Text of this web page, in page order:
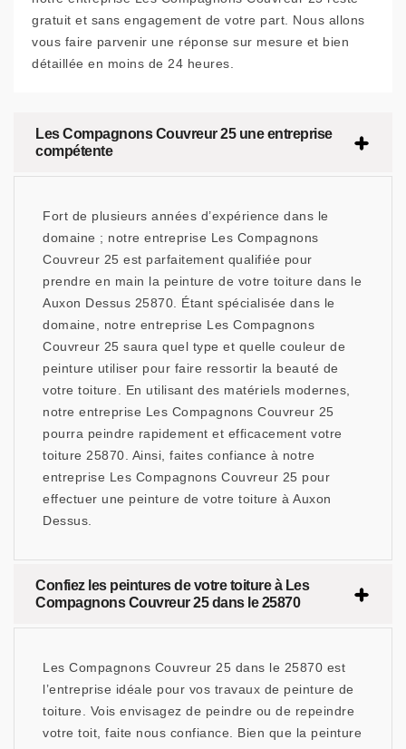
gratuit et sans engagement de votre part. Nous allons
vous faire parvenir une réponse sur mesure et bien
détaillée en moins de 24 heures.
Les Compagnons Couvreur 25 une entreprise
compétente
Fort de plusieurs années d’expérience dans le
domaine ; notre entreprise Les Compagnons
Couvreur 25 est parfaitement qualifiée pour
prendre en main la peinture de votre toiture dans le
Auxon Dessus 25870. Étant spécialisée dans le
domaine, notre entreprise Les Compagnons
Couvreur 25 saura quel type et quelle couleur de
peinture utiliser pour faire ressortir la beauté de
votre toiture. En utilisant des matériels modernes,
notre entreprise Les Compagnons Couvreur 25
pourra peindre rapidement et efficacement votre
toiture 25870. Ainsi, faites confiance à notre
entreprise Les Compagnons Couvreur 25 pour
effectuer une peinture de votre toiture à Auxon
Dessus.
Confiez les peintures de votre toiture à Les
Compagnons Couvreur 25 dans le 25870
Les Compagnons Couvreur 25 dans le 25870 est
l’entreprise idéale pour vos travaux de peinture de
toiture. Vois envisagez de peindre ou de repeindre
votre toit, faite nous confiance. Bien que la peinture